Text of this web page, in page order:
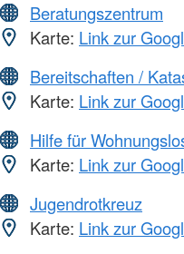
Beratungszentrum
Karte: Link zur
Bereitschaften /
Karte: Link zur
Hilfe für
Karte: Link zur
Jugendrotkreuz
Karte: Link zur